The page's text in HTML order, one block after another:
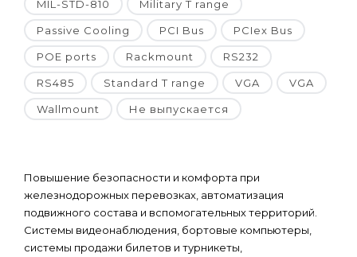
MIL-STD-810 Military T range
Passive Cooling PCI Bus PCIex Bus
POE ports Rackmount RS232
RS485 Standard T range VGA VGA
Wallmount Не выпускается
Повышение безопасности и комфорта при
железнодорожных перевозках, автоматизация
подвижного состава и вспомогательных территорий.
Системы видеонаблюдения, бортовые компьютеры,
системы продажи билетов и турникеты,